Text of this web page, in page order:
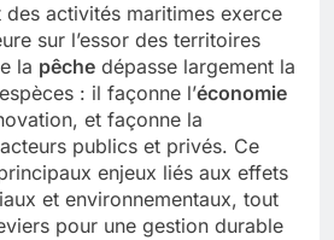
activités maritimes exerce
sur l’essor des territoires
la pêche dépasse largement la
: il façonne l’économie
et façonne la
publics et privés. Ce
enjeux liés aux effets
et environnementaux, tout
pour une gestion durable